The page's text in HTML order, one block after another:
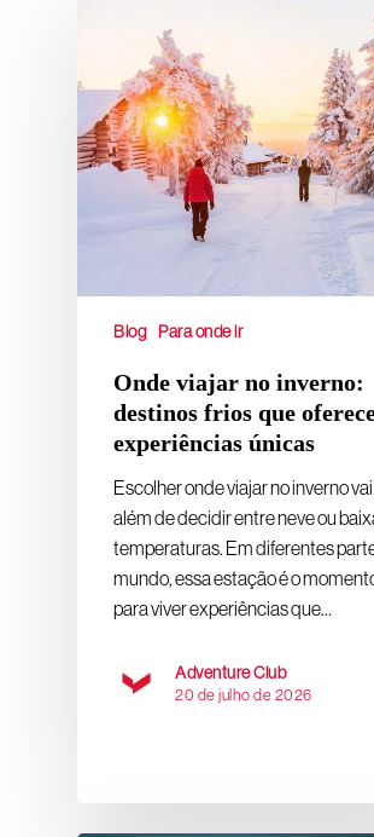
Blog Para onde ir
Onde viajar no inverno:
destinos frios que
experiências únicas
Escolher onde viajar no inverno
além de decidir entre neve ou
temperaturas. Em diferentes
mundo, essa estação é o
para viver experiências que…
Adventure Club
20 de julho de 2026